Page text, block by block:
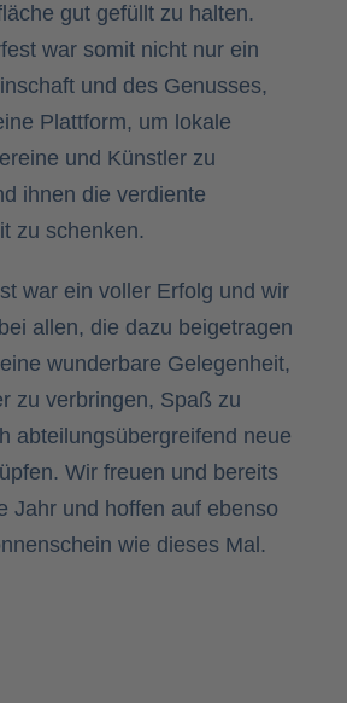
gut gefüllt zu halten.
war somit nicht nur ein
und des Genusses,
Plattform, um lokale
und Künstler zu
ihnen die verdiente
zu schenken.
war ein voller Erfolg und wir
allen, die dazu beigetragen
wunderbare Gelegenheit,
zu verbringen, Spaß zu
abteilungsübergreifend neue
Wir freuen und bereits
Jahr und hoffen auf ebenso
wie dieses Mal.